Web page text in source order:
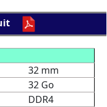
32 mm
32 Go
DDR4